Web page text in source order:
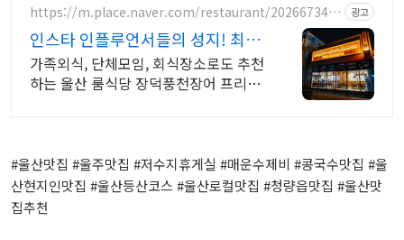
해결하세요
https://m.place.naver.com/restaurant/202667342
광고
인스타 인플루언서들의 성지! 최상
의 품질 국내산 장어
가족외식, 단체모임, 회식장소로도 추천
하는 울산 룸식당 장덕풍천장어 프리미
#울산맛집 #울주맛집 #저수지휴게실 #매운수제비 #콩국수맛집 #울
산현지인맛집 #울산등산코스 #울산로컬맛집 #청량읍맛집 #울산맛
집추천